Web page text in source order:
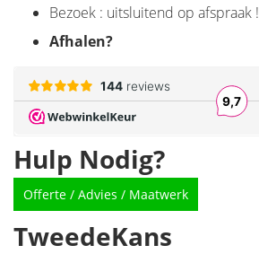
Bezoek : uitsluitend op afspraak !
Afhalen?
Hulp Nodig?
Offerte / Advies / Maatwerk
TweedeKans